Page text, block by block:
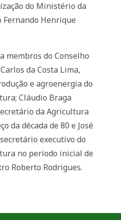
do Ministério da
Henrique
membros do Conselho
da Costa Lima,
e agroenergia do
Cláudio Braga
da Agricultura
da década de 80 e José
executivo do
no período inicial de
Roberto Rodrigues.